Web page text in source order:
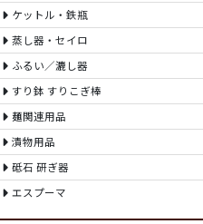
ケットル・鉄瓶
蒸し器・セイロ
ふるい／漉し器
すり鉢 すりこぎ棒
麺関連用品
漬物用品
砥石 研ぎ器
エスプーマ